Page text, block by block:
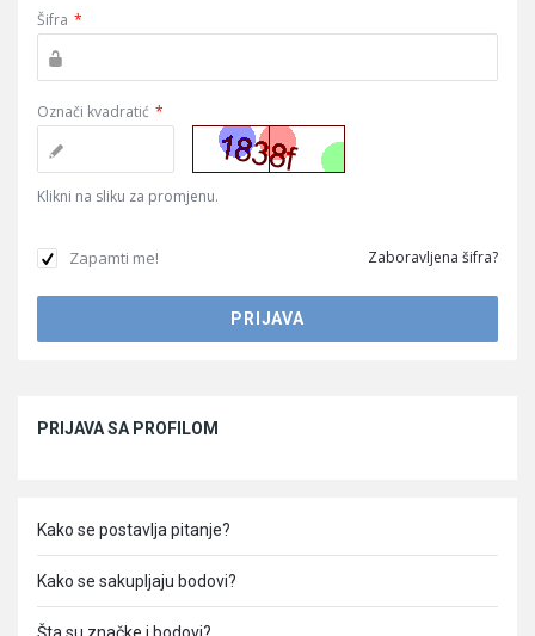
Šifra *
Označi kvadratić *
Klikni na sliku za promjenu.
Zapamti me! Zaboravljena šifra?
PRIJAVA SA PROFILOM
Kako se postavlja pitanje?
Kako se sakupljaju bodovi?